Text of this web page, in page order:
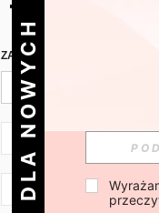
ZAPISZ SIĘ PO CODZIENNĄ
PL + 48
PL + 48
DLA NOWYCH